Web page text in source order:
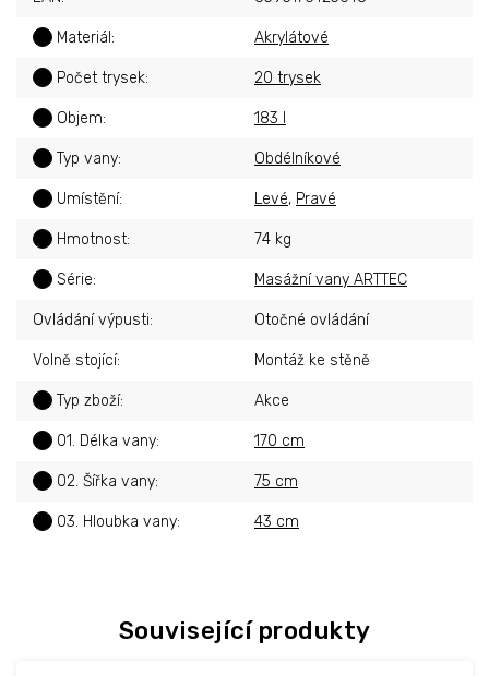
Související produkty
Materiál : Akrylátové
Počet trysek: 20 trysek
Objem: 183 l
Typ vany: Obdélníkové
Umístění: Levé, Pravé
Hmotnost: 74 kg
Série: Masážní vany ARTTEC
Ovládání výpusti: Otočné ovládání
Volně stojící: Montáž ke stěně
Typ zboží: Akce
01. Délka vany: 170 cm
02. Šířka vany: 75 cm
03. Hloubka vany: 43 cm